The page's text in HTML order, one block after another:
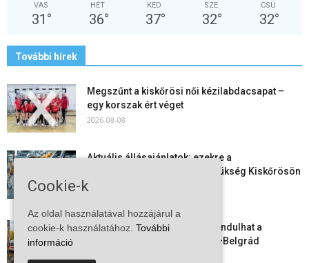
VAS
31 °
HÉT
36°
KED
37°
SZE
32°
CSÜ
32°
További hírek
Megszűnt a kiskőrösi női kézilabdacsapat –
egy korszak ért véget
2026-08-08
Aktuális állásajánlatok: ezekre a
munkavállalókra van most szükség Kiskőrösön
és a...
Vitézy Dávid: már ősszel újraindulhat a
személyszállítás a Budapest–Belgrád
Cookie-k
Az oldal használatával hozzájárul a
cookie-k használatához. További
információ